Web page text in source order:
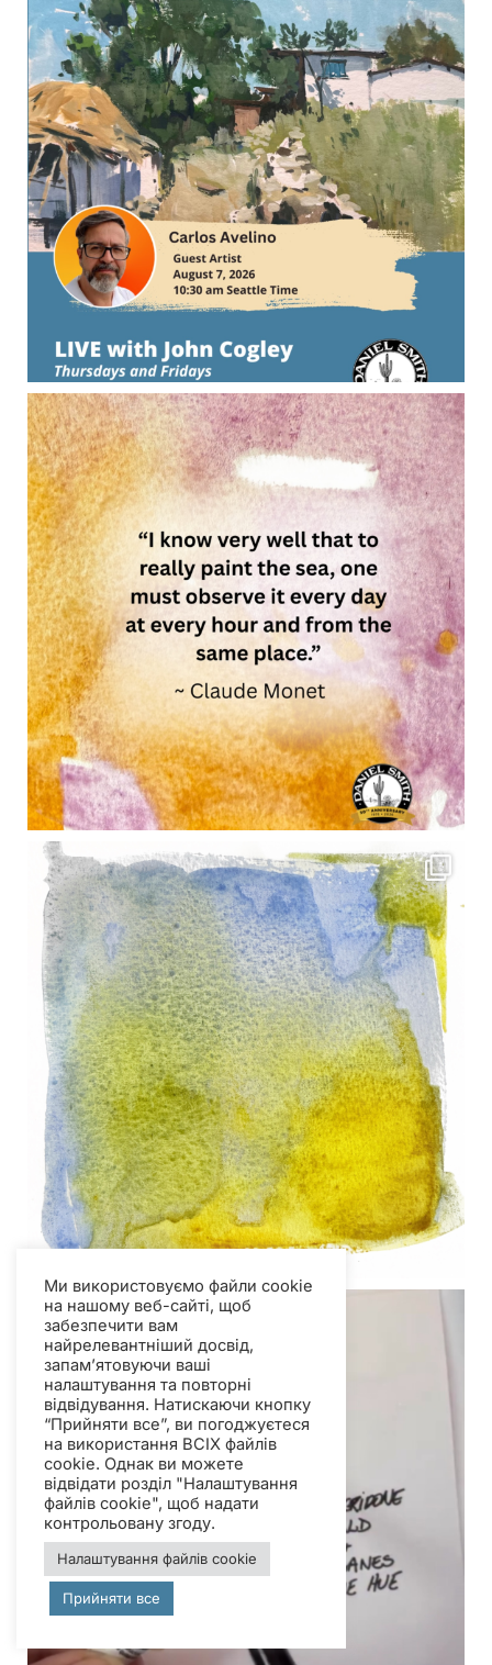
Ми використовуємо файли cookie
на нашому веб-сайті, щоб
забезпечити вам
найрелевантніший досвід,
запам’ятовуючи ваші
налаштування та повторні
відвідування. Натискаючи кнопку
“Прийняти все”, ви погоджуєтеся
на використання ВСІХ файлів
cookie. Однак ви можете
відвідати розділ "Налаштування
файлів cookie", щоб надати
контрольовану згоду.
Налаштування файлів cookie
Прийняти все